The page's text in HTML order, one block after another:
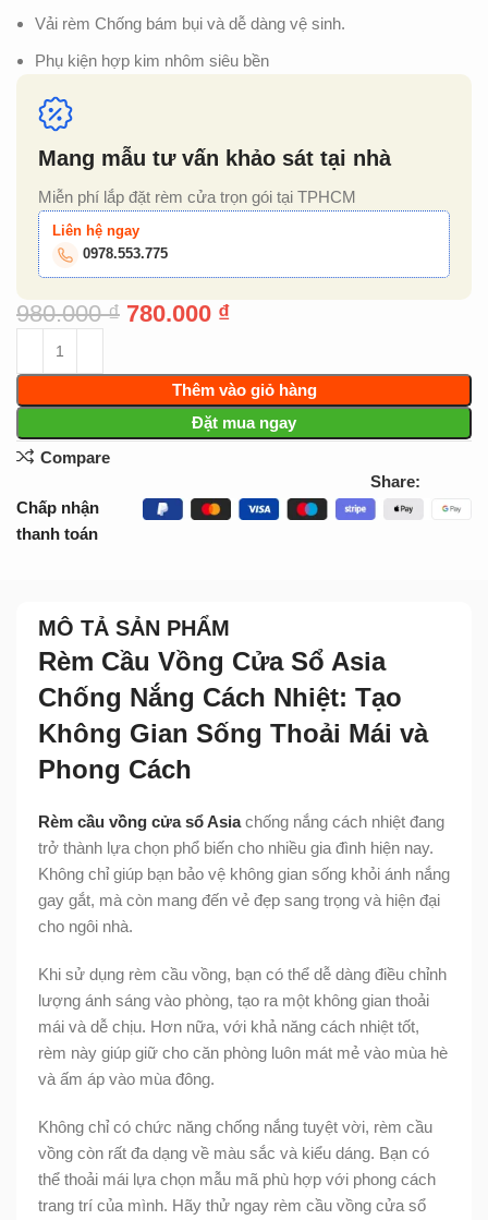
Vải rèm Chống bám bụi và dễ dàng vệ sinh.
Phụ kiện hợp kim nhôm siêu bền
Mang mẫu tư vấn khảo sát tại nhà
Miễn phí lắp đặt rèm cửa trọn gói tại TPHCM
Liên hệ ngay
0978.553.775
980.000₫ 780.000 ₫
Thêm vào giỏ hàng
Đặt mua ngay
Compare
Share:
Chấp nhận
thanh toán
MÔ TẢ SẢN PHẨM
Rèm Cầu Vồng Cửa Sổ Asia
Chống Nắng Cách Nhiệt: Tạo
Không Gian Sống Thoải Mái và
Phong Cách
Rèm cầu vồng cửa sổ Asiachống nắng cách nhiệt đang
trở thành lựa chọn phổ biến cho nhiều gia đình hiện nay.
Không chỉ giúp bạn bảo vệ không gian sống khỏi ánh nắng
gay gắt, mà còn mang đến vẻ đẹp sang trọng và hiện đại
cho ngôi nhà.
Khi sử dụng rèm cầu vồng, bạn có thể dễ dàng điều chỉnh
lượng ánh sáng vào phòng, tạo ra một không gian thoải
mái và dễ chịu. Hơn nữa, với khả năng cách nhiệt tốt,
rèm này giúp giữ cho căn phòng luôn mát mẻ vào mùa hè
và ấm áp vào mùa đông.
Không chỉ có chức năng chống nắng tuyệt vời, rèm cầu
vồng còn rất đa dạng về màu sắc và kiểu dáng. Bạn có
thể thoải mái lựa chọn mẫu mã phù hợp với phong cách
trang trí của mình. Hãy thử ngay rèm cầu vồng cửa sổ